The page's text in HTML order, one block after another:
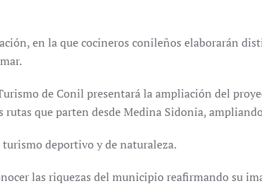
en la que cocineros conileños elaborarán
de Conil presentará la ampliación del
rutas que parten desde Medina Sidonia,
deportivo y de naturaleza.
las riquezas del municipio reafirmando su